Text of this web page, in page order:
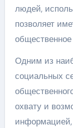
людей,
позволяет
Одним из
социальных
охвату и